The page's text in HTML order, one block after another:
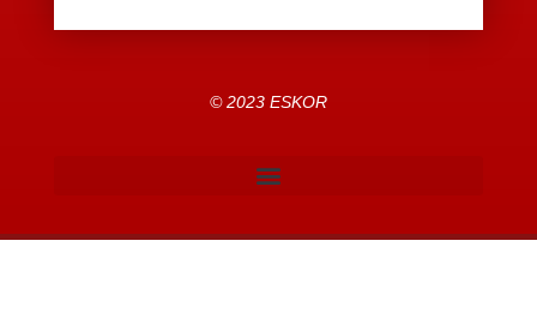
© 2023 ESKOR